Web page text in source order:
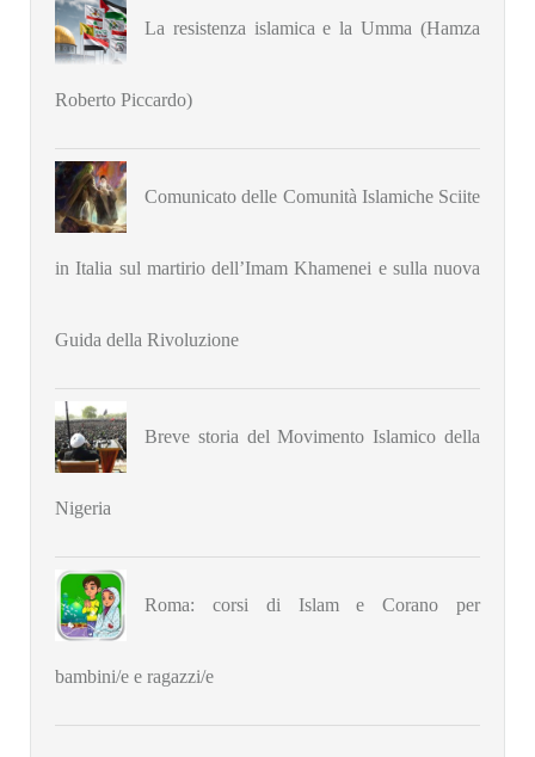
La resistenza islamica e la Umma (Hamza
Roberto Piccardo)
Comunicato delle Comunità Islamiche Sciite
in Italia sul martirio dell’Imam Khamenei e sulla nuova
Guida della Rivoluzione
Breve storia del Movimento Islamico della
Nigeria
Roma: corsi di Islam e Corano per
bambini/e e ragazzi/e